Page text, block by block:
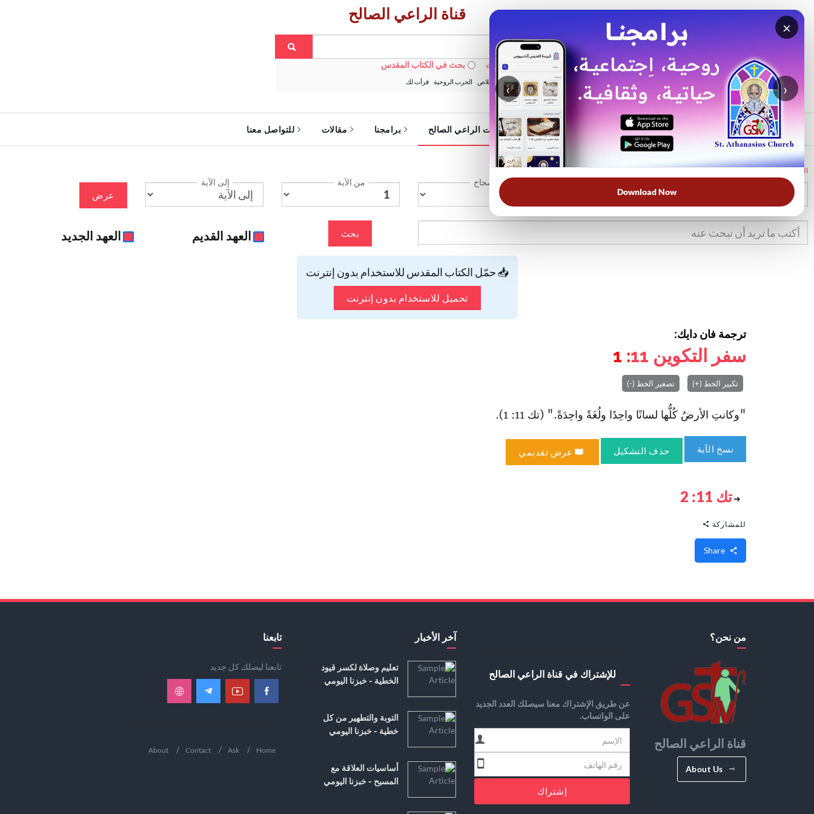
×
‹ ›
Download Now
قناة الراعي الصالح
بحث في الويبسايت بحث في الكتاب المقدس
الأكثر بحثًا: خبزنا اليومي الخلاص الحرب الروحية قرأت لك
الرئيسية خدمات الراعي الصالح برامجنا مقالات للتواصل معنا
الرئيسية
الإصحاح من الآية إلى الآية
عرض
بحث العهد القديم العهد الجديد
📥 حمّل الكتاب المقدس للاستخدام بدون إنترنت
تحميل للاستخدام بدون إنترنت
ترجمة فان دايك:
سفر التكوين 11
: 1
تكبير الخط (+) تصغير الخط (-)
"وكانتِ الأرضُ كُلُّها لسانًا واحِدًا ولُغَةً واحِدَةً." (تك 11: 1).
نسخ الآية حذف التشكيل عرض تقديمي
تك 11: 2
للمشاركة
من نحن؟
قناة الراعي الصالح
About Us
للإشتراك في قناة الراعي الصالح
عن طريق الإشتراك معنا سيصلك العدد الجديد
على الواتساب.
إشتراك
آخر الأخبار
تعليم وصلاة لكسر قيود
الخطية - خبزنا اليومي
التوبة والتطهير من كل
خطية - خبزنا اليومي
أساسيات العلاقة مع
المسيح - خبزنا اليومي
تابعنا
تابعنا ليصلك كل جديد
Home
Ask
Contact
About